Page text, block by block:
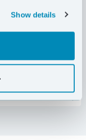
Show details